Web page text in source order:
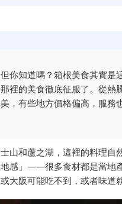
知道嗎？箱根美食其實是
裡的美食徹底征服了。從熱
，有些地方價格偏高，服務
山和蘆之湖，這裡的料理自
感」——很多食材都是當地
大阪可能吃不到，或者味道